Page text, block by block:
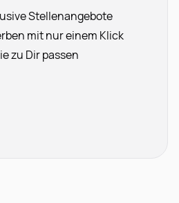
Stellenangebote
mit nur einem Klick
zu Dir passen